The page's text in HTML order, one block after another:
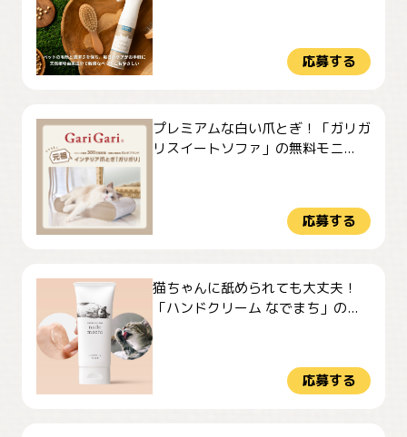
応募する
プレミアムな白い爪とぎ！「ガリガ
リスイートソファ」の無料モニ...
応募する
猫ちゃんに舐められても大丈夫！
「ハンドクリーム なでまち」の...
応募する